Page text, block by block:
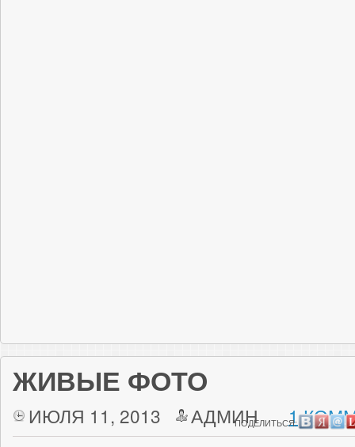
ЖИВЫЕ ФОТО
ИЮЛЯ 11, 2013 АДМИН 1
ПОДЕЛИТЬСЯ: